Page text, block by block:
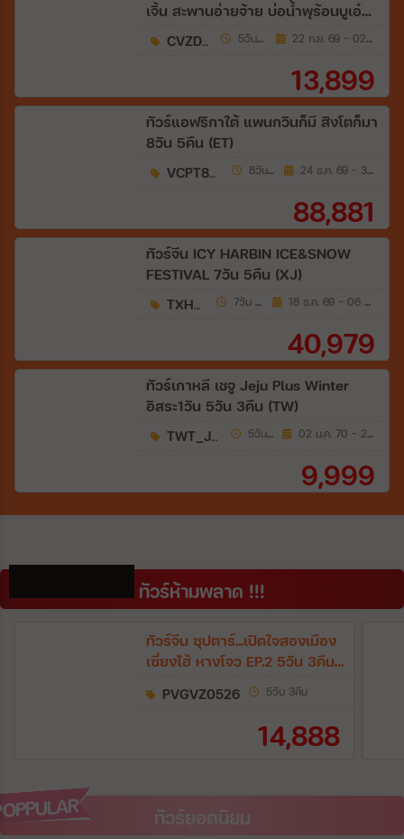
เจิ้น สะพานอ่ายจ้าย บ่อน้ำพุร้อนบูเอ๋อร์
เหมิน 5วัน 4คืน (VZ)
CVZDYG3 5วัน 4คืน 22 ก.ย. 69 - 02 ม.ค. 70
13,899
ทัวร์แอฟริกาใต้ แพนกวินก็มี สิงโตก็มา
8วัน 5คืน (ET)
VCPT85ET-3 8วัน 5คืน 24 ธ.ค. 69 - 31 ธ.ค. 69
88,881
ทัวร์จีน ICY HARBIN ICE&SNOW
FESTIVAL 7วัน 5คืน (XJ)
TXHB02 7วัน 5คืน 18 ธ.ค. 69 - 06 ก.พ. 70
40,979
ทัวร์เกาหลี เชจู Jeju Plus Winter
อิสระ1วัน 5วัน 3คืน (TW)
TWT_JPW06 5วัน 3คืน 02 ม.ค. 70 - 24 มี.ค. 70
9,999
ทัวร์ห้ามพลาด !!!
ทัวร์จีน ซุปตาร์...เปิดใจสองเมือง
เซี่ยงไฮ้ หางโจว EP.2 5วัน 3คืน
PVGVZ0526 5วัน 3คืน
14,888
ทัวร์ยอดนิยม